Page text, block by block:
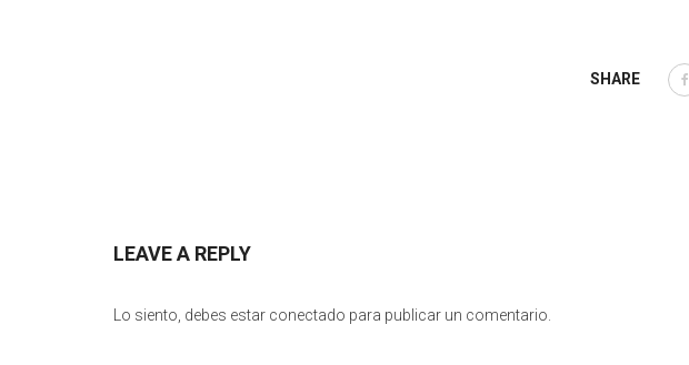
SHARE
LEAVE A REPLY
Lo siento, debes estar conectado para publicar un comentario.